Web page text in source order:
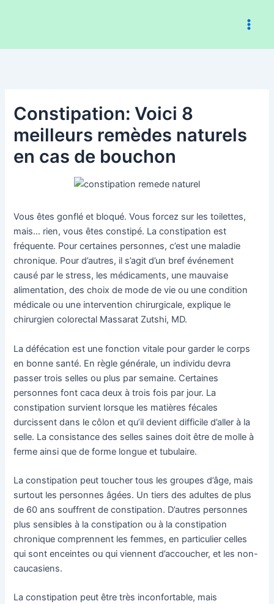
Constipation: Voici 8
meilleurs remèdes naturels
en cas de bouchon
Vous êtes gonflé et bloqué. Vous forcez sur les toilettes,
mais… rien, vous êtes constipé. La constipation est
fréquente. Pour certaines personnes, c’est une maladie
chronique. Pour d’autres, il s’agit d’un bref événement
causé par le stress, les médicaments, une mauvaise
alimentation, des choix de mode de vie ou une condition
médicale ou une intervention chirurgicale, explique le
chirurgien colorectal Massarat Zutshi, MD.
La défécation est une fonction vitale pour garder le corps
en bonne santé. En règle générale, un individu devra
passer trois selles ou plus par semaine. Certaines
personnes font caca deux à trois fois par jour. La
constipation survient lorsque les matières fécales
durcissent dans le côlon et qu’il devient difficile d’aller à la
selle. La consistance des selles saines doit être de molle à
ferme ainsi que de forme longue et tubulaire.
La constipation peut toucher tous les groupes d’âge, mais
surtout les personnes âgées. Un tiers des adultes de plus
de 60 ans souffrent de constipation. D’autres personnes
plus sensibles à la constipation ou à la constipation
chronique comprennent les femmes, en particulier celles
qui sont enceintes ou qui viennent d’accoucher, et les non-
caucasiens.
La constipation peut être très inconfortable, mais